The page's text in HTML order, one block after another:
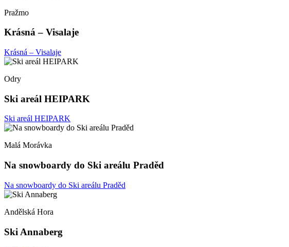
Pražmo
Krásná – Visalaje
Krásná – Visalaje
Odry
Ski areál HEIPARK
Ski areál HEIPARK
Malá Morávka
Na snowboardy do Ski areálu Praděd
Na snowboardy do Ski areálu Praděd
Andělská Hora
Ski Annaberg